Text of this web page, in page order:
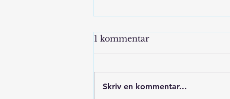
1 kommentar
Skriv en kommentar...